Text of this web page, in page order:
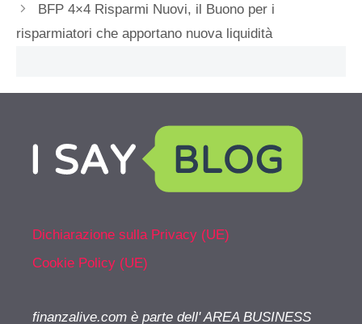
BFP 4×4 Risparmi Nuovi, il Buono per i
risparmiatori che apportano nuova liquidità
Dichiarazione sulla Privacy (UE)
Cookie Policy (UE)
finanzalive.com è parte dell' AREA BUSINESS